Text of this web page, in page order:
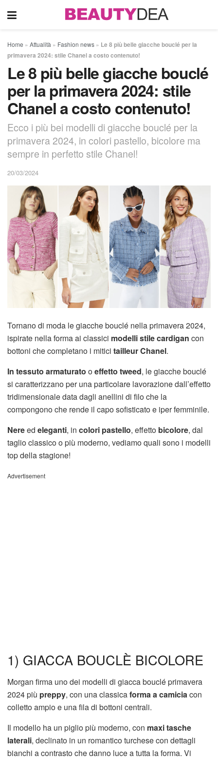
Home » Attualità » Fashion news » Le 8 più belle giacche bouclé per la
primavera 2024: stile Chanel a costo contenuto!
Le 8 più belle giacche bouclé
per la primavera 2024: stile
Chanel a costo contenuto!
Ecco i più bei modelli di giacche bouclé per la
primavera 2024, in colori pastello, bicolore ma
sempre in perfetto stile Chanel!
20/03/2024
Tornano di moda le giacche bouclé nella primavera 2024,
ispirate nella forma ai classici modelli stile cardigan con
bottoni che completano i mitici tailleur Chanel.
In tessuto armaturato oeffetto tweed, le giacche bouclé
si caratterizzano per una particolare lavorazione dall’effetto
tridimensionale data dagli anellini di filo che la
compongono che rende il capo sofisticato e iper femminile.
Nereed eleganti, in colori pastello, effetto bicolore, dal
taglio classico o più moderno, vediamo quali sono i modelli
top della stagione!
Advertisement
1) GIACCA BOUCLÈ BICOLORE
Morgan firma uno dei modelli di giacca bouclé primavera
2024 più preppy, con una classicaforma a camiciacon
colletto ampio e una fila di bottoni centrali.
Il modello ha un piglio più moderno, con maxi tasche
laterali, declinato in un romantico turchese con dettagli
bianchi a contrasto che danno luce a tutta la forma. Vi